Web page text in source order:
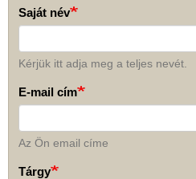
Saját név
Kérjük itt adja meg a teljes nevét.
E-mail cím
Az Ön email címe
Tárgy